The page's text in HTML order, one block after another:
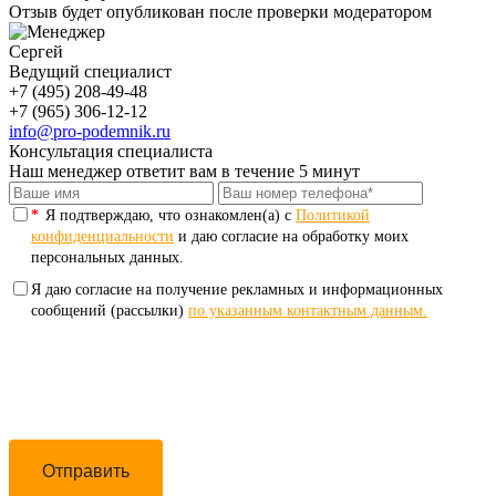
Отзыв будет опубликован после проверки модератором
Сергей
Ведущий специалист
+7 (495) 208-49-48
+7 (965) 306-12-12
info@pro-podemnik.ru
Консультация специалиста
Наш менеджер ответит вам в течение 5 минут
* Я подтверждаю, что ознакомлен(а) с Политикой
конфиденциальности и даю согласие на обработку моих
персональных данных.
Я даю согласие на получение рекламных и информационных
сообщений (рассылки) по указанным контактным данным.
Отправить